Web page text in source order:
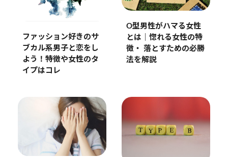
ファッション好きのサ
ブカル系男子と恋をし
よう！特徴や女性のタ
イプはコレ
O型男性がハマる女性
とは｜惚れる女性の特
徴・ 落とすための必勝
法を解説